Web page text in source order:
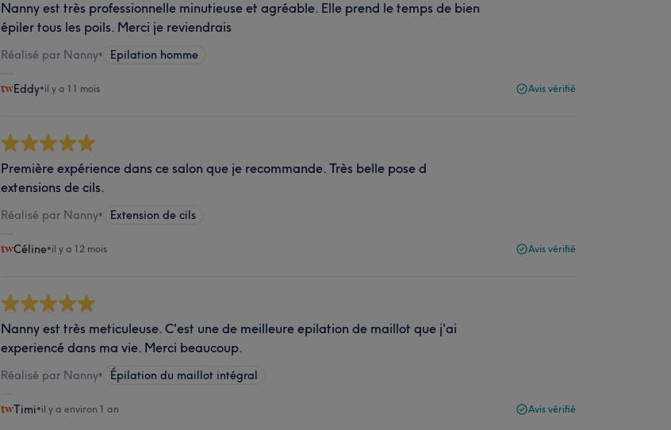
Nanny est très professionnelle minutieuse et agréable. Elle prend le temps de bien
épiler tous les poils. Merci je reviendrais
Réalisé par Nanny• Epilation homme
Eddy•il y a 11 mois Avis vérifié
Première expérience dans ce salon que je recommande. Très belle pose d
extensions de cils.
Réalisé par Nanny• Extension de cils
Céline•il y a 12 mois Avis vérifié
Nanny est très meticuleuse. C'est une de meilleure epilation de maillot que j'ai
experiencé dans ma vie. Merci beaucoup.
Réalisé par Nanny• Épilation du maillot intégral
Timi•il y a environ 1 an Avis vérifié